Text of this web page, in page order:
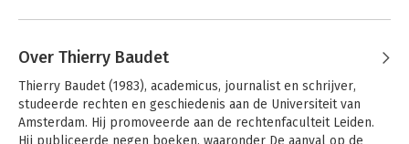
Over Thierry Baudet
Thierry Baudet (1983), academicus, journalist en schrijver,
studeerde rechten en geschiedenis aan de Universiteit van
Amsterdam. Hij promoveerde aan de rechtenfaculteit Leiden.
Hij publiceerde negen boeken, waaronder De aanval op de